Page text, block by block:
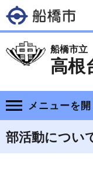
船橋市立
高根
メニューを開
部活動につい